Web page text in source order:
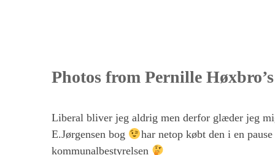
Photos from Pernille
Liberal bliver jeg aldrig men derfor glæder jeg
E.Jørgensen bog
har netop købt den i en
kommunalbestyrelsen